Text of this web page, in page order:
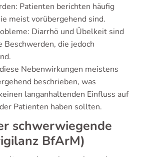
Patienten berichten häufig
meist vorübergehend sind.
Diarrhö und Übelkeit sind
Beschwerden, die jedoch
Nebenwirkungen meistens
beschrieben, was
langanhaltenden Einfluss auf
Patienten haben sollten.
schwerwiegende
BfArM)